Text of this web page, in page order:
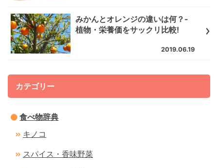
みかんとオレンジの違いは何？-
植物・栄養価をサックリ比較!
2019.06.19
カテゴリー
食べ物辞典
キノコ
スパイス・香味野菜